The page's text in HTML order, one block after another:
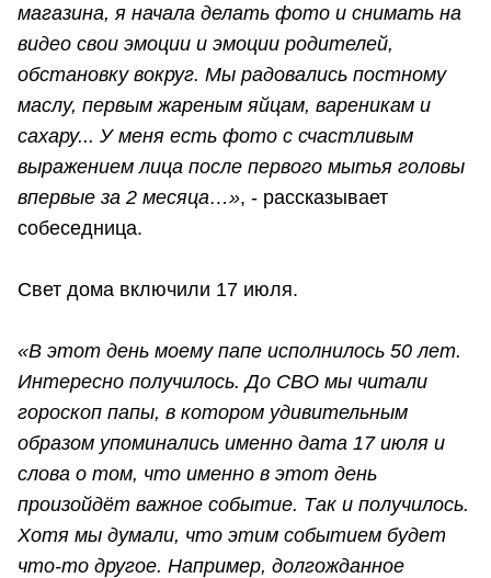
магазина, я начала делать фото и снимать на
видео свои эмоции и эмоции родителей,
обстановку вокруг. Мы радовались постному
маслу, первым жареным яйцам, вареникам и
сахару... У меня есть фото с счастливым
выражением лица после первого мытья головы
впервые за 2 месяца…», - рассказывает
собеседница.
Свет дома включили 17 июля.
«В этот день моему папе исполнилось 50 лет.
Интересно получилось. До СВО мы читали
гороскоп папы, в котором удивительным
образом упоминались именно дата 17 июля и
слова о том, что именно в этот день
произойдёт важное событие. Так и получилось.
Хотя мы думали, что этим событием будет
что-то другое. Например, долгожданное